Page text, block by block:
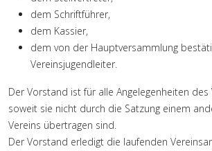
dem Schriftführer,
dem Kassier,
dem von der Hauptversammlung
Vereinsjugendleiter.
Der Vorstand ist für alle Angelegenheiten des
soweit sie nicht durch die Satzung einem
Vereins übertragen sind.
Der Vorstand erledigt die laufenden